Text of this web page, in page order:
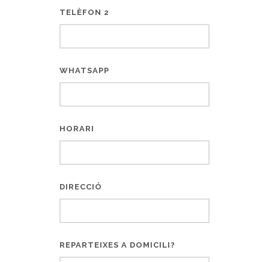
TELÈFON 2
WHATSAPP
HORARI
DIRECCIÓ
REPARTEIXES A DOMICILI?